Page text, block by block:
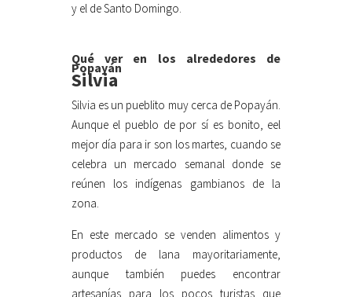
y el de Santo Domingo.
Qué ver en los alrededores de
Popayán
Silvia
Silvia es un pueblito muy cerca de Popayán.
Aunque el pueblo de por sí es bonito, eel
mejor día para ir son los martes, cuando se
celebra un mercado semanal donde se
reúnen los indígenas gambianos de la
zona.
En este mercado se venden alimentos y
productos de lana mayoritariamente,
aunque también puedes encontrar
artesanías para los pocos turistas que